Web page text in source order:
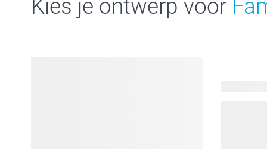
Kies je ontwerp voor